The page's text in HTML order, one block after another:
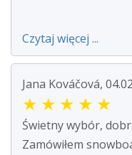
Czytaj więcej ...
Jana Kováčová,
★ ★ ★ ★ ★
Świetny wybór,
Zamówiłem